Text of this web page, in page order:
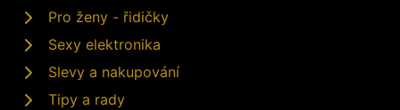
Pro ženy - řidičky
Sexy elektronika
Slevy a nakupování
Tipy a rady